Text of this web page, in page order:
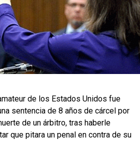
de los Estados Unidos fue
sentencia de 8 años de cárcel por
de un árbitro, tras haberle
que pitara un penal en contra de su